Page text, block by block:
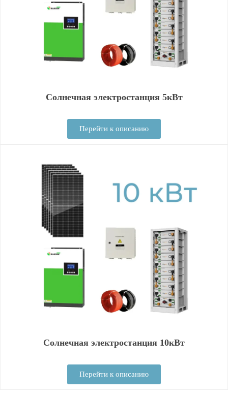
Солнечная электростанция 5кВт
Перейти к описанию
Солнечная электростанция 10кВт
Перейти к описанию